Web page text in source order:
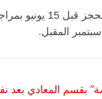
وطالبت الشركة،
بقسم المعادي بعد